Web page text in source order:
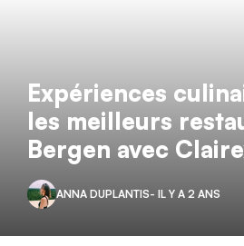
Expériences
les meilleurs
Bergen avec
ANNA DUPLANTIS- IL Y A 2 ANS